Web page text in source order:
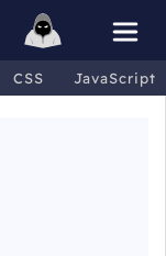
CSS JavaScript